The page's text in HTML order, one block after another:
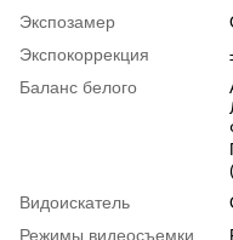
Экспозамер
Экспокоррекция
Баланс белого
Видоискатель
Режимы видеосъемки